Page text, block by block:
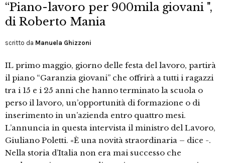
“Piano-lavoro per 900mila giovani ",
di Roberto Mania
scritto da Manuela Ghizzoni
IL primo maggio, giorno delle festa del lavoro, partirà
il piano “Garanzia giovani” che offrirà a tutti i ragazzi
tra i 15 e i 25 anni che hanno terminato la scuola o
perso il lavoro, un’opportunità di formazione o di
inserimento in un’azienda entro quattro mesi.
L’annuncia in questa intervista il ministro del Lavoro,
Giuliano Poletti. «È una novità straordinaria – dice -.
Nella storia d’Italia non era mai successo che